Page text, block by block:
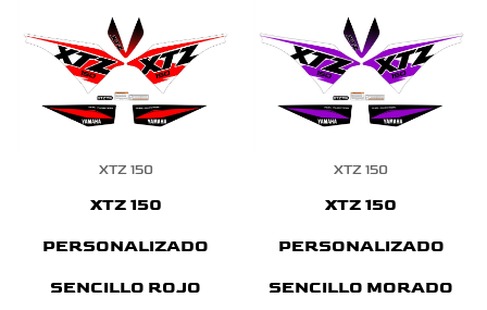
XTZ 150
XTZ 150
PERSONALIZADO
SENCILLO ROJO
XTZ 150
XTZ 150
PERSONALIZADO
SENCILLO MORADO